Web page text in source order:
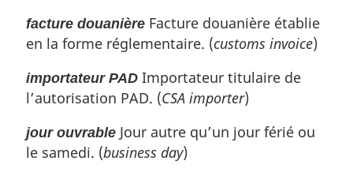
facture douanière Facture douanière établie
en la forme réglementaire. (customs invoice)
importateur PAD Importateur titulaire de
l’autorisation PAD. (CSA importer)
jour ouvrable Jour autre qu’un jour férié ou
le samedi. (business day)